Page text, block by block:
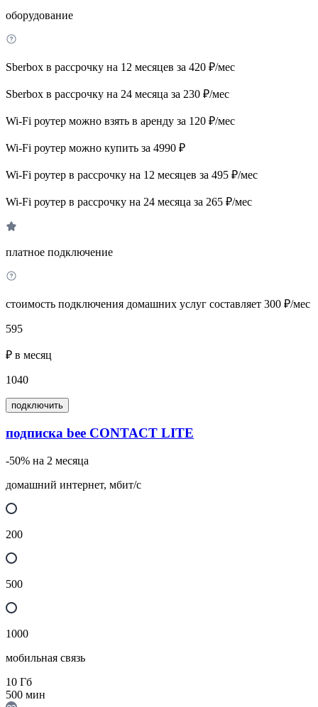
оборудование
Sberbox в рассрочку на 12 месяцев за 420 ₽/мес
Sberbox в рассрочку на 24 месяца за 230 ₽/мес
Wi-Fi роутер можно взять в аренду за 120 ₽/мес
Wi-Fi роутер можно купить за 4990 ₽
Wi-Fi роутер в рассрочку на 12 месяцев за 495 ₽/мес
Wi-Fi роутер в рассрочку на 24 месяца за 265 ₽/мес
платное подключение
стоимость подключения домашних услуг составляет 300 ₽/мес
595
₽ в месяц
1040
подключить
подписка bee CONTACT LITE
-50% на 2 месяца
домашний интернет, мбит/с
200
500
1000
мобильная связь
10 Гб
500 мин